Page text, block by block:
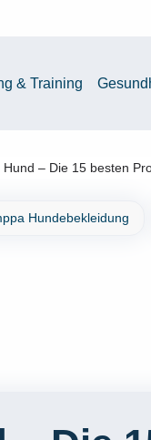
& Training
Hund – Die 15 besten
Hundebekleidung